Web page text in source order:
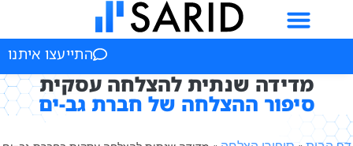
התייעצו איתנו
שנתית להצלחה עסקית
ההצלחה של חברת גב-ים